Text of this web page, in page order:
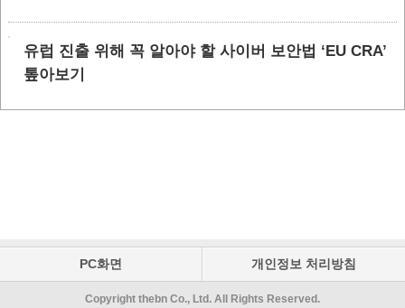
유럽 진출 위해 꼭 알아야 할 사이버 보안법 ‘EU CRA’
톺아보기
PC화면 개인정보 처리방침
Copyright thebn Co., Ltd. All Rights Reserved.